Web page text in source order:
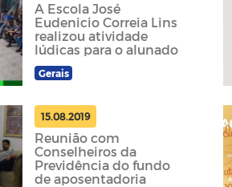
A Escola José
Eudenicio Correia Lins
realizou atividade
lúdicas para o alunado
Gerais
15.08.2019
Reunião com
Conselheiros da
Previdência do fundo
de aposentadoria